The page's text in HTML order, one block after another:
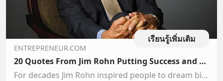
เรียนรู้เพิ่มเติม
ENTREPRENEUR.COM
20 Quotes From Jim Rohn Putting Success and Life Into Perspective | Entrepreneur
For decades Jim Rohn inspired people to dream big while keeping in mind on what is most important. His words ring just as true now.